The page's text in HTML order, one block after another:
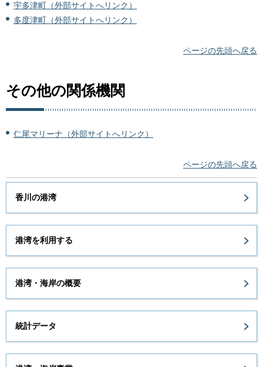
宇多津町（外部サイトへリンク）
多度津町（外部サイトへリンク）
ページの先頭へ戻る
その他の関係機関
仁尾マリーナ（外部サイトへリンク）
ページの先頭へ戻る
香川の港湾
港湾を利用する
港湾・海岸の概要
統計データ